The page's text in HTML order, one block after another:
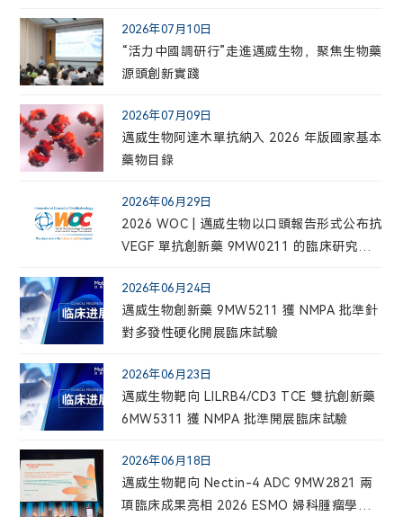
2026年07月10日
“活力中國調研行”走進邁威生物，聚焦生物藥
源頭創新實踐
2026年07月09日
邁威生物阿達木單抗納入 2026 年版國家基本
藥物目錄
2026年06月29日
2026 WOC | 邁威生物以口頭報告形式公布抗
VEGF 單抗創新藥 9MW0211 的臨床研究結
2026年06月24日
邁威生物創新藥 9MW5211 獲 NMPA 批準針
對多發性硬化開展臨床試驗
2026年06月23日
邁威生物靶向 LILRB4/CD3 TCE 雙抗創新藥
6MW5311 獲 NMPA 批準開展臨床試驗
2026年06月18日
邁威生物靶向 Nectin-4 ADC 9MW2821 兩
項臨床成果亮相 2026 ESMO 婦科腫瘤學年